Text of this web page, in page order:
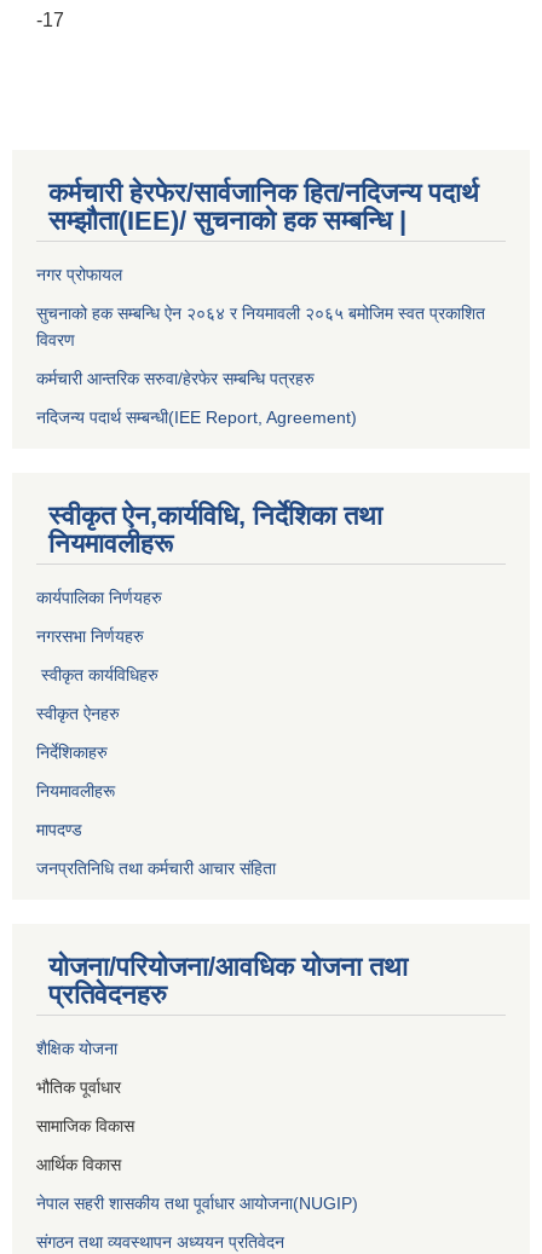
-17
कर्मचारी हेरफेर/सार्वजानिक हित/नदिजन्य पदार्थ
सम्झौता(IEE)/ सुचनाको हक सम्बन्धि |
नगर प्रोफायल
सुचनाको हक सम्बन्धि ऐन २०६४ र नियमावली २०६५ बमोजिम स्वत प्रकाशित
विवरण
कर्मचारी आन्तरिक सरुवा/हेरफेर सम्बन्धि पत्रहरु
नदिजन्य पदार्थ सम्बन्धी(IEE Report, Agreement)​
स्वीकृत ऐन,कार्यविधि, निर्देशिका तथा
नियमावलीहरू
कार्यपालिका निर्णयहरु
नगरसभा निर्णयहरु
स्वीकृत कार्यविधिहरु
स्वीकृत ऐनहरु
निर्देशिकाहरु
नियमावलीहरू
मापदण्ड
जनप्रतिनिधि तथा कर्मचारी आचार संहिता
योजना/परियोजना/आवधिक योजना तथा
प्रतिवेदनहरु
शैक्षिक योजना
भौतिक पूर्वाधार
सामाजिक विकास
आर्थिक विकास
नेपाल सहरी शासकीय तथा पूर्वाधार आयोजना(NUGIP)
संगठन तथा व्यवस्थापन अध्ययन प्रतिवेदन